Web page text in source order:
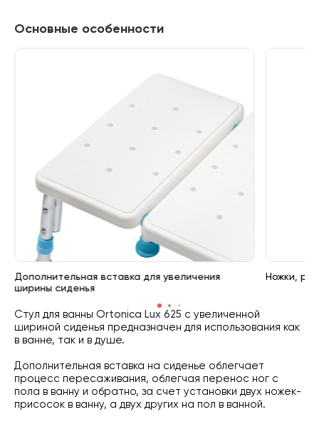
Основные особенности
Дополнительная вставка для увеличения
ширины сиденья
Ножки,
Стул для ванны Ortonica Lux 625с увеличенной
шириной сиденья предназначен для использования как
в ванне, так и в душе.
Дополнительная вставка на сиденье облегчает
процесс пересаживания, облегчая перенос ног с
пола в ванну и обратно, за счет установки двух ножек-
присосок в ванну, а двух других на пол в ванной.